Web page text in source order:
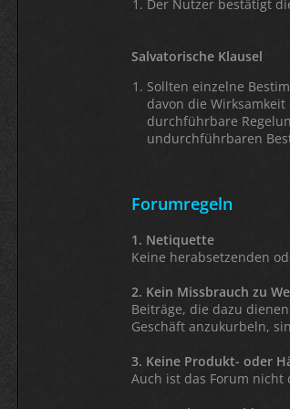
Der Nutzer bestätigt
Salvatorische Klausel
Sollten einzelne
davon die
durchführbare
undurchführbaren
Forumregeln
1. Netiquette
Keine herabsetzenden
2. Kein Missbrauch zu
Beiträge, die dazu
Geschäft anzukurbeln,
3. Keine Produkt- oder
Auch ist das Forum